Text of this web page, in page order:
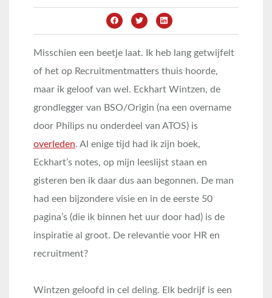
Misschien een beetje laat. Ik heb lang getwijfelt
of het op Recruitmentmatters thuis hoorde,
maar ik geloof van wel. Eckhart Wintzen, de
grondlegger van BSO/Origin (na een overname
door Philips nu onderdeel van ATOS) is
overleden. Al enige tijd had ik zijn boek,
Eckhart’s notes, op mijn leeslijst staan en
gisteren ben ik daar dus aan begonnen. De man
had een bijzondere visie en in de eerste 50
pagina’s (die ik binnen het uur door had) is de
inspiratie al groot. De relevantie voor HR en
recruitment?
Wintzen geloofd in cel deling. Elk bedrijf is een